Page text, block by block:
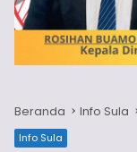
Beranda Info Sula
Info Sula